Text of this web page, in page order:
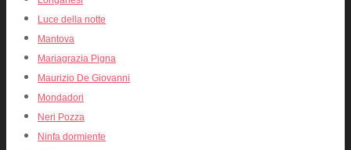
Luce della notte
Mantova
Mariagrazia Pigna
Maurizio De Giovanni
Mondadori
Neri Pozza
Ninfa dormiente